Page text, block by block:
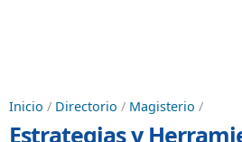
Inicio / Directorio / Magisterio /
Estrategias y